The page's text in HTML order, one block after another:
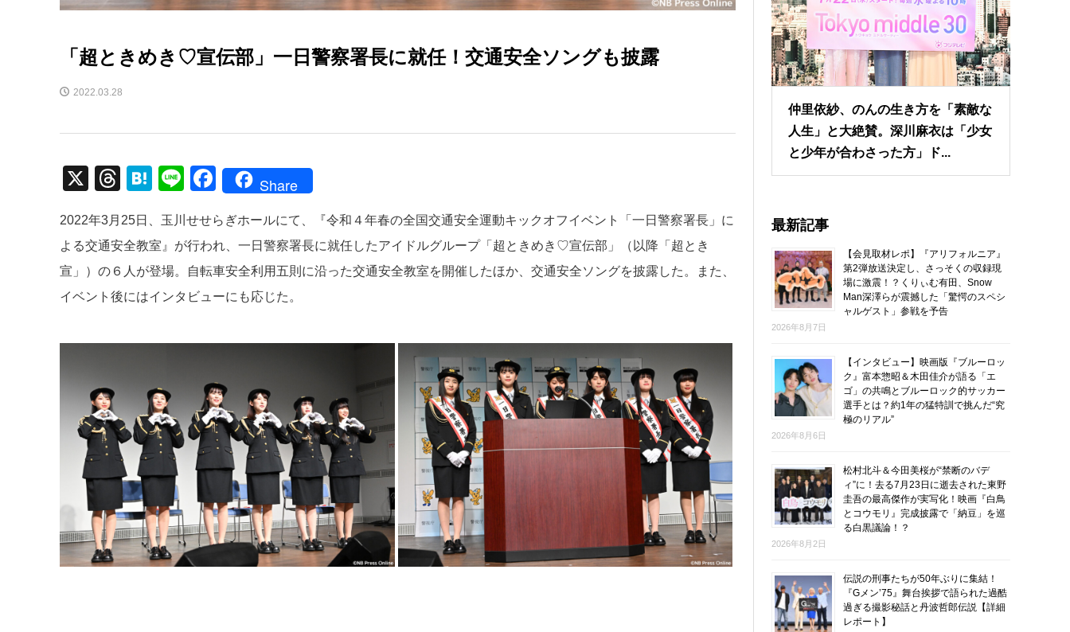
「超ときめき♡宣伝部」一日警察署長に就任！交通安全ソングも披露
2022.03.28
X
T
e
a
d
s
H
e
n
a
Li
e
F
c
e
b
o
Share
2022年3月25日、玉川せせらぎホールにて、『令和４年春の全国交通安全運動キックオフイベント「一日警察署長」に
よる交通安全教室』が行われ、一日警察署長に就任したアイドルグループ「超ときめき♡宣伝部」（以降「超とき
宣」）の６人が登場。自転車安全利用五則に沿った交通安全教室を開催したほか、交通安全ソングを披露した。また、
イベント後にはインタビューにも応じた。
仲里依紗、のんの生き方を「素敵な
人生」と大絶賛。深川麻衣は「少女
と少年が合わさった方」ド...
最新記事
【会見取材レポ】『アリフォルニア』
第2弾放送決定し、さっそくの収録現
場に激震！？くりぃむ有田、Snow
Man深澤らが震撼した「驚愕のスペシ
ャルゲスト」参戦を予告
2026年8月7日
【インタビュー】映画版『ブルーロッ
ク』富本惣昭＆木田佳介が語る「エ
ゴ」の共鳴とブルーロック的サッカー
選手とは？約1年の猛特訓で挑んだ“究
極のリアル”
2026年8月6日
松村北斗＆今田美桜が“禁断のバデ
ィ”に！去る7月23日に逝去された東野
圭吾の最高傑作が実写化！映画『白鳥
とコウモリ』完成披露で「納豆」を巡
る白黒議論！？
2026年8月2日
伝説の刑事たちが50年ぶりに集結！
『Gメン’75』舞台挨拶で語られた過酷
過ぎる撮影秘話と丹波哲郎伝説【詳細
レポート】